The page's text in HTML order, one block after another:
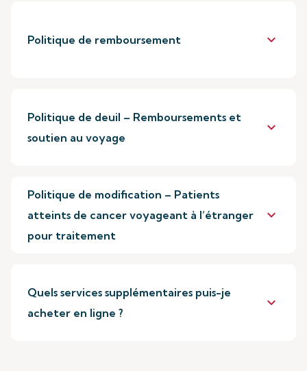
Politique de remboursement keyboard_arrow_down
Politique de deuil – Remboursements et
soutien au voyage
keyboard_arrow_down
Politique de modification – Patients
atteints de cancer voyageant à l’étranger
pour traitement
keyboard_arrow_down
Quels services supplémentaires puis-je
acheter en ligne ?
keyboard_arrow_down